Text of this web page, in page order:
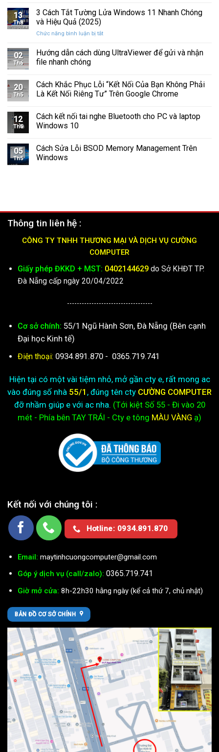
Hỏng
Giác
Trên
C
Sửa
Âm
Khi
11
13
Th8
3 Cách Tắt Tường Lửa Windows 11 Nhanh Chóng
và Hiệu Quả (2025)
Chức năng bình luận bị tắtở
Cách
Tắt
Windows
11
và
02
Th6
Hướng dẫn cách dùng UltraViewer để gửi và nhận
file nhanh chóng
20
Th5
Cách Khắc Phục Lỗi “Kết Nối Của Bạn Không Phải
Là Kết Nối Riêng Tư” Trên Google Chrome
12
Th5
Cách kết nối tai nghe Bluetooth cho PC và laptop
Windows 10
05
Th5
Cách Sửa Lỗi BSOD Memory Management Trên
Windows
Thông tin liên hệ :
CÔNG TY TNHH THƯƠNG MẠI VÀ DỊCH VỤ CƯỜNG
COMPUTER
Giấy phép ĐKKD + MST: 0402144629do Sở KHĐT TP.
Đà Nẵng cấp ngày 20/04/2022
-----------------------------------
Cơ sở chính: 55/1 Ngũ Hành Sơn, Đà Nẵng (Bên cạnh
Đại học Kinh tế)
Điện thoại: 0934.891.870 - 0365.719.741
Hiện tại có một vài tiệm nhỏ, mở gần cty e, rất mong ac
vào đúng số nhà 55/1 , đúng tên cty CƯỜNG COMPUTER
đỡ nhầm giúp e với ac nha. (Tới kiệtSố 55 - Đi vào 20
mét - Phía bên TAY TRÁI - Cty e tông MÀU VÀNG ạ)
Kết nối với chúng tôi :
Hotline: 0934.891.870
Email: maytinhcuongcomputer@gmail.com
Góp ý dịch vụ (call/zalo): 0365.719.741
Giờ mở cửa: 8h-22h30 hằng ngày (kể cả thứ 7, chủ nhật)
BẢN ĐỒ CƠ SỞ CHÍNH